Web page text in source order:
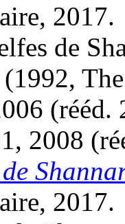
2017.
de
(1992,
(rééd.
2008 (
2017.